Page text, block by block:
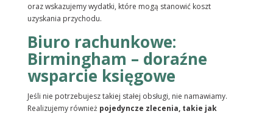
oraz wskazujemy wydatki, które mogą stanowić koszt
uzyskania przychodu.
Biuro rachunkowe:
Birmingham – doraźne
wsparcie księgowe
Jeśli nie potrzebujesz takiej stałej obsługi, nie namawiamy.
Realizujemy również pojedyncze zlecenia, takie jak